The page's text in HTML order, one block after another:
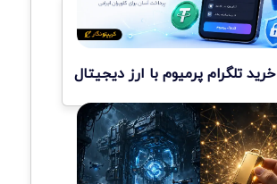
تلگرام پرمیوم با ارز دیجیتال